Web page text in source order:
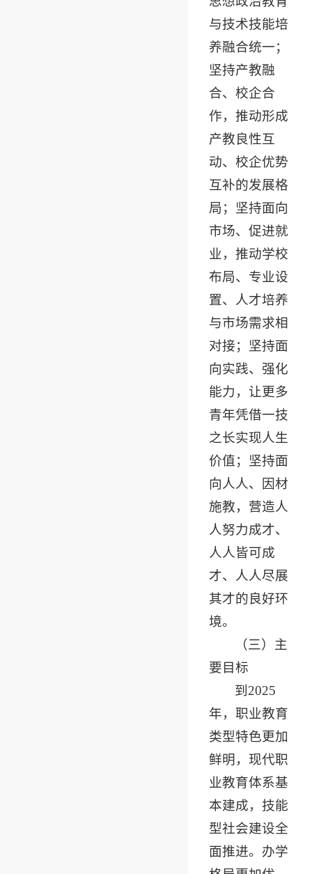
与技术技能培
养融合统一；
坚持产教融
合、校企合
作，推动形成
产教良性互
动、校企优势
互补的发展格
局；坚持面向
市场、促进就
业，推动学校
布局、专业设
置、人才培养
与市场需求相
对接；坚持面
向实践、强化
能力，让更多
青年凭借一技
之长实现人生
价值；坚持面
向人人、因材
施教，营造人
人努力成才、
人人皆可成
才、人人尽展
其才的良好环
境。
（三）主
要目标
到2025
年，职业教育
类型特色更加
鲜明，现代职
业教育体系基
本建成，技能
型社会建设全
面推进。办学